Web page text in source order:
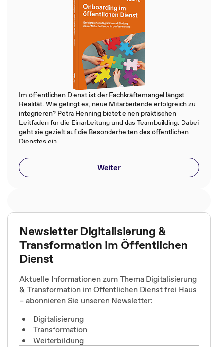
Im öffentlichen Dienst ist der Fachkräftemangel längst
Realität. Wie gelingt es, neue Mitarbeitende erfolgreich zu
integrieren? Petra Henning bietet einen praktischen
Leitfaden für die Einarbeitung und das Teambuilding. Dabei
geht sie gezielt auf die Besonderheiten des öffentlichen
Dienstes ein.
Weiter
Newsletter Digitalisierung &
Transformation im Öffentlichen
Dienst
Aktuelle Informationen zum Thema Digitalisierung
& Transformation im Öffentlichen Dienst frei Haus
– abonnieren Sie unseren Newsletter:
Digitalisierung
Transformation
Weiterbildung